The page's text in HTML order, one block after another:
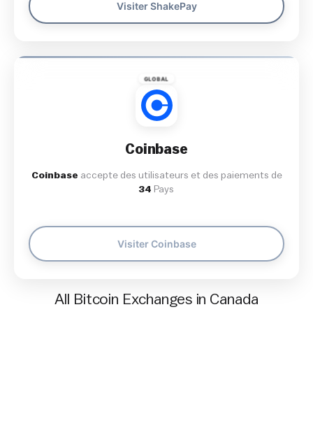
Visiter ShakePay
GLOBAL
Coinbase
Coinbase accepte des utilisateurs et des paiements de
34 Pays
Visiter Coinbase
All Bitcoin Exchanges in Canada